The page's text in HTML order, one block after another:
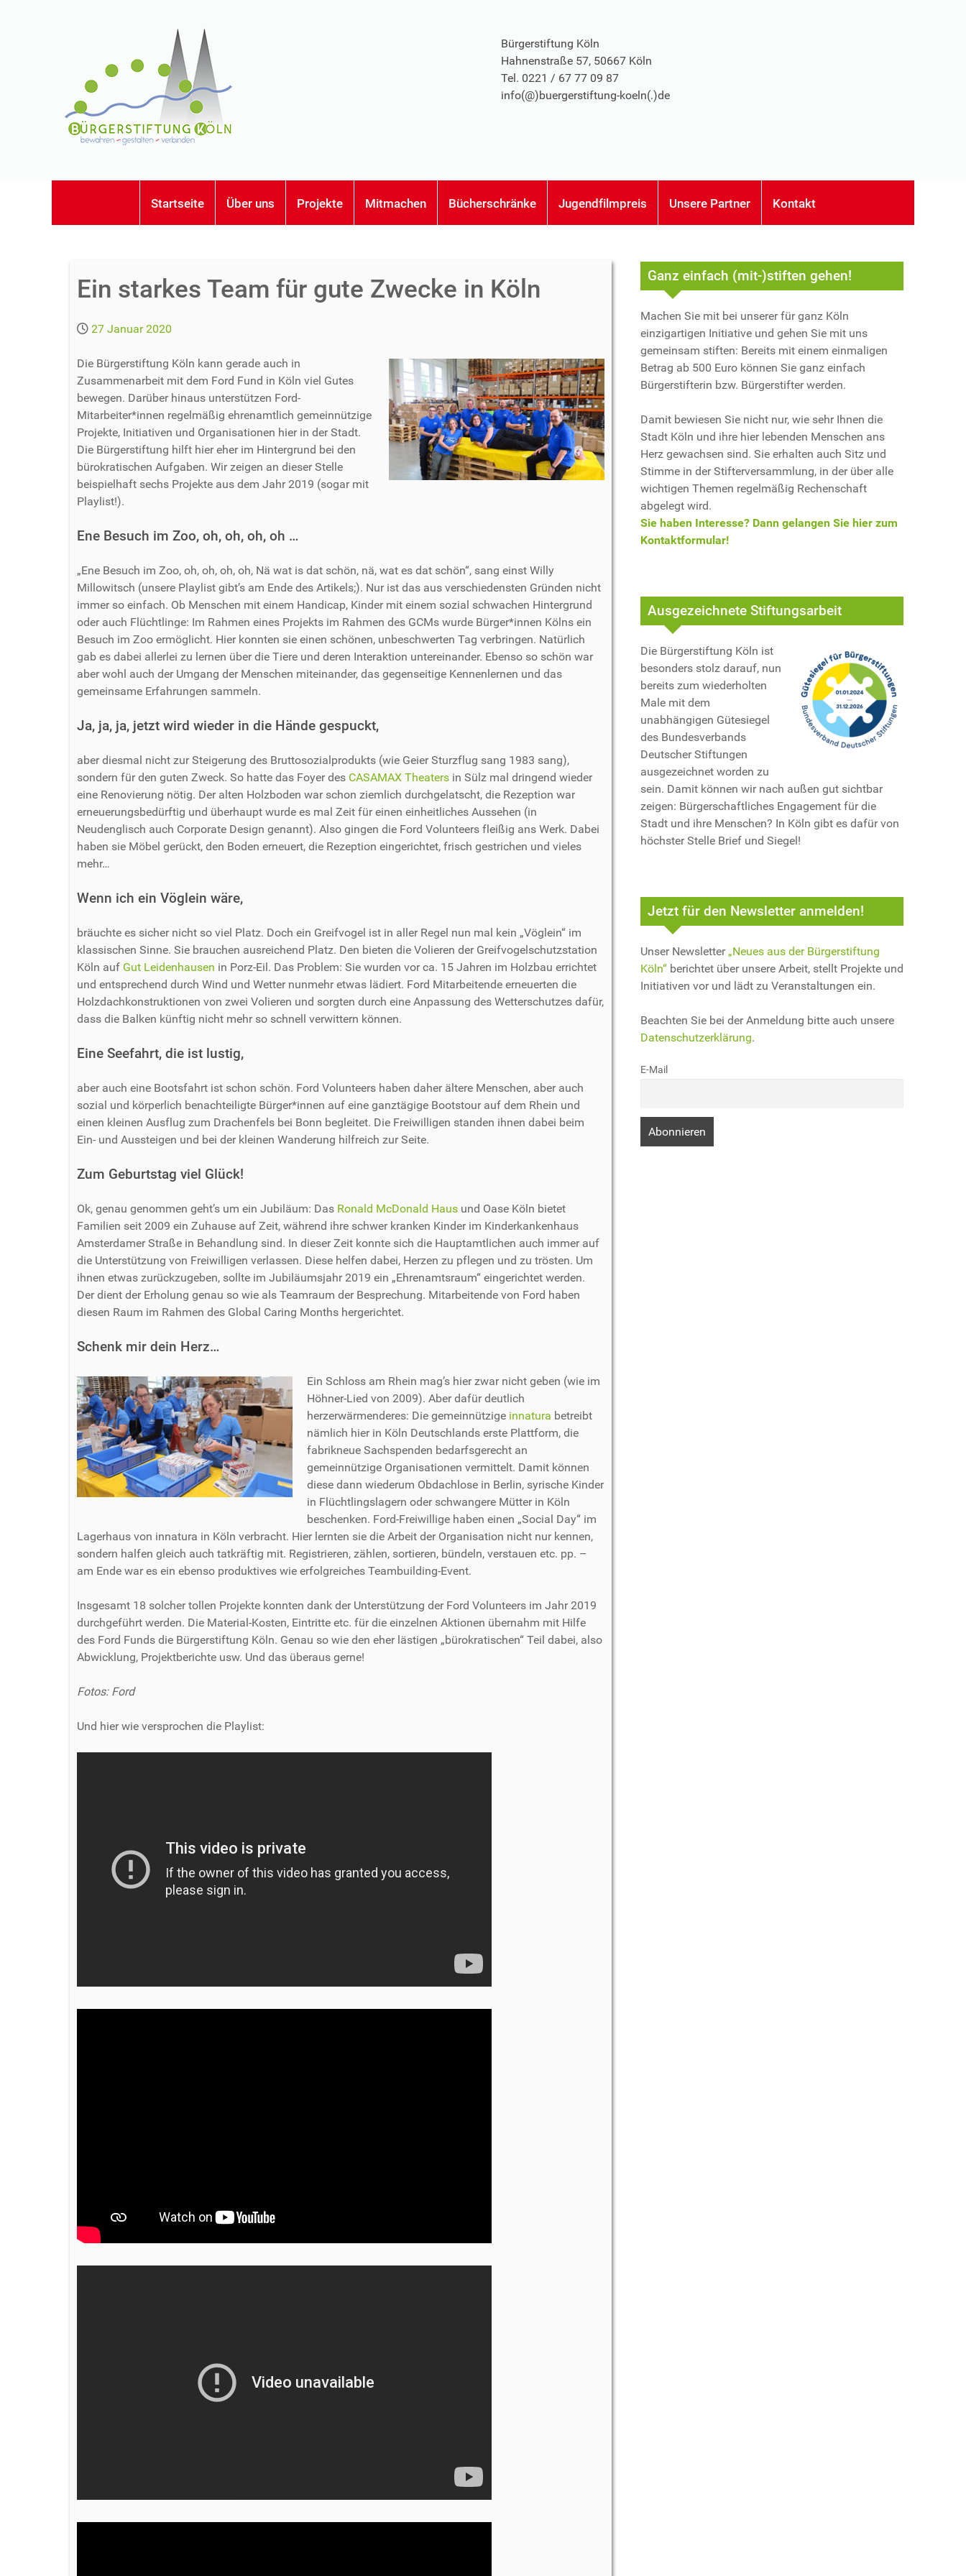
Bürgerstiftung Köln
Hahnenstraße 57, 50667 Köln
Tel. 0221 / 67 77 09 87
info(@)buergerstiftung-koeln(.)de
Startseite Über uns Projekte Mitmachen Bücherschränke Jugendfilmpreis Unsere Partner Kontakt
Ein starkes Team für gute Zwecke in Köln
27 Januar 2020
Die Bürgerstiftung Köln kann gerade auch in
Zusammenarbeit mit dem Ford Fund in Köln viel Gutes
bewegen. Darüber hinaus unterstützen Ford-
Mitarbeiter*innen regelmäßig ehrenamtlich gemeinnützige
Projekte, Initiativen und Organisationen hier in der Stadt.
Die Bürgerstiftung hilft hier eher im Hintergrund bei den
bürokratischen Aufgaben. Wir zeigen an dieser Stelle
beispielhaft sechs Projekte aus dem Jahr 2019 (sogar mit
Playlist!).
Ene Besuch im Zoo, oh, oh, oh, oh …
„Ene Besuch im Zoo, oh, oh, oh, oh, Nä wat is dat schön, nä, wat es dat schön“, sang einst Willy
Millowitsch (unsere Playlist gibt’s am Ende des Artikels;). Nur ist das aus verschiedensten Gründen nicht
immer so einfach. Ob Menschen mit einem Handicap, Kinder mit einem sozial schwachen Hintergrund
oder auch Flüchtlinge: Im Rahmen eines Projekts im Rahmen des GCMs wurde Bürger*innen Kölns ein
Besuch im Zoo ermöglicht. Hier konnten sie einen schönen, unbeschwerten Tag verbringen. Natürlich
gab es dabei allerlei zu lernen über die Tiere und deren Interaktion untereinander. Ebenso so schön war
aber wohl auch der Umgang der Menschen miteinander, das gegenseitige Kennenlernen und das
gemeinsame Erfahrungen sammeln.
Ja, ja, ja, jetzt wird wieder in die Hände gespuckt,
aber diesmal nicht zur Steigerung des Bruttosozialprodukts (wie Geier Sturzflug sang 1983 sang),
sondern für den guten Zweck. So hatte das Foyer des CASAMAX Theaters in Sülz mal dringend wieder
eine Renovierung nötig. Der alten Holzboden war schon ziemlich durchgelatscht, die Rezeption war
erneuerungsbedürftig und überhaupt wurde es mal Zeit für einen einheitliches Aussehen (in
Neudenglisch auch Corporate Design genannt). Also gingen die Ford Volunteers fleißig ans Werk. Dabei
haben sie Möbel gerückt, den Boden erneuert, die Rezeption eingerichtet, frisch gestrichen und vieles
mehr…
Wenn ich ein Vöglein wäre,
bräuchte es sicher nicht so viel Platz. Doch ein Greifvogel ist in aller Regel nun mal kein „Vöglein“ im
klassischen Sinne. Sie brauchen ausreichend Platz. Den bieten die Volieren der Greifvogelschutzstation
Köln auf Gut Leidenhausen in Porz-Eil. Das Problem: Sie wurden vor ca. 15 Jahren im Holzbau errichtet
und entsprechend durch Wind und Wetter nunmehr etwas lädiert. Ford Mitarbeitende erneuerten die
Holzdachkonstruktionen von zwei Volieren und sorgten durch eine Anpassung des Wetterschutzes dafür,
dass die Balken künftig nicht mehr so schnell verwittern können.
Eine Seefahrt, die ist lustig,
aber auch eine Bootsfahrt ist schon schön. Ford Volunteers haben daher ältere Menschen, aber auch
sozial und körperlich benachteiligte Bürger*innen auf eine ganztägige Bootstour auf dem Rhein und
einen kleinen Ausflug zum Drachenfels bei Bonn begleitet. Die Freiwilligen standen ihnen dabei beim
Ein- und Aussteigen und bei der kleinen Wanderung hilfreich zur Seite.
Zum Geburtstag viel Glück!
Ok, genau genommen geht’s um ein Jubiläum: Das Ronald McDonald Haus und Oase Köln bietet
Familien seit 2009 ein Zuhause auf Zeit, während ihre schwer kranken Kinder im Kinderkankenhaus
Amsterdamer Straße in Behandlung sind. In dieser Zeit konnte sich die Hauptamtlichen auch immer auf
die Unterstützung von Freiwilligen verlassen. Diese helfen dabei, Herzen zu pflegen und zu trösten. Um
ihnen etwas zurückzugeben, sollte im Jubiläumsjahr 2019 ein „Ehrenamtsraum“ eingerichtet werden.
Der dient der Erholung genau so wie als Teamraum der Besprechung. Mitarbeitende von Ford haben
diesen Raum im Rahmen des Global Caring Months hergerichtet.
Schenk mir dein Herz…
Ein Schloss am Rhein mag’s hier zwar nicht geben (wie im
Höhner-Lied von 2009). Aber dafür deutlich
herzerwärmenderes: Die gemeinnützige innatura betreibt
nämlich hier in Köln Deutschlands erste Plattform, die
fabrikneue Sachspenden bedarfsgerecht an
gemeinnützige Organisationen vermittelt. Damit können
diese dann wiederum Obdachlose in Berlin, syrische Kinder
in Flüchtlingslagern oder schwangere Mütter in Köln
beschenken. Ford-Freiwillige haben einen „Social Day“ im
Lagerhaus von innatura in Köln verbracht. Hier lernten sie die Arbeit der Organisation nicht nur kennen,
sondern halfen gleich auch tatkräftig mit. Registrieren, zählen, sortieren, bündeln, verstauen etc. pp. –
am Ende war es ein ebenso produktives wie erfolgreiches Teambuilding-Event.
Insgesamt 18 solcher tollen Projekte konnten dank der Unterstützung der Ford Volunteers im Jahr 2019
durchgeführt werden. Die Material-Kosten, Eintritte etc. für die einzelnen Aktionen übernahm mit Hilfe
des Ford Funds die Bürgerstiftung Köln. Genau so wie den eher lästigen „bürokratischen“ Teil dabei, also
Abwicklung, Projektberichte usw. Und das überaus gerne!
Fotos: Ford
Und hier wie versprochen die Playlist:
Ganz einfach (mit-)stiften gehen!
Machen Sie mit bei unserer für ganz Köln
einzigartigen Initiative und gehen Sie mit uns
gemeinsam stiften: Bereits mit einem einmaligen
Betrag ab 500 Euro können Sie ganz einfach
Bürgerstifterin bzw. Bürgerstifter werden.
Damit bewiesen Sie nicht nur, wie sehr Ihnen die
Stadt Köln und ihre hier lebenden Menschen ans
Herz gewachsen sind. Sie erhalten auch Sitz und
Stimme in der Stifterversammlung, in der über alle
wichtigen Themen regelmäßig Rechenschaft
abgelegt wird.
Sie haben Interesse? Dann gelangen Sie hier zum
Kontaktformular!
Ausgezeichnete Stiftungsarbeit
Die Bürgerstiftung Köln ist
besonders stolz darauf, nun
bereits zum wiederholten
Male mit dem
unabhängigen Gütesiegel
des Bundesverbands
Deutscher Stiftungen
ausgezeichnet worden zu
sein. Damit können wir nach außen gut sichtbar
zeigen: Bürgerschaftliches Engagement für die
Stadt und ihre Menschen? In Köln gibt es dafür von
höchster Stelle Brief und Siegel!
Jetzt für den Newsletter anmelden!
Unser Newsletter „Neues aus der Bürgerstiftung
Köln“ berichtet über unsere Arbeit, stellt Projekte und
Initiativen vor und lädt zu Veranstaltungen ein.
Beachten Sie bei der Anmeldung bitte auch unsere
Datenschutzerklärung.
E-Mail